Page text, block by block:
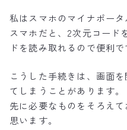
私はスマホのマイナポータ
スマホだと、2次元コード
ドを読み取れるので便利で
こうした手続きは、画面
てしまうことがあります。
先に必要なものをそろえ
思います。